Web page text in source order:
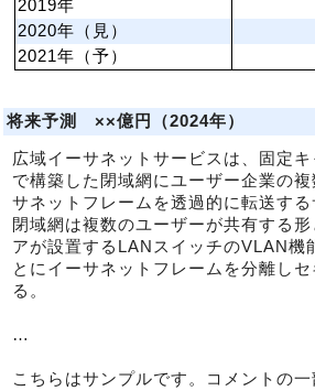
2019年
2020年（見）
2021年（予）
将来予測 ××億円（2024年）
広域イーサネットサービスは、固定
で構築した閉域網にユーザー企業の
サネットフレームを透過的に転送する
閉域網は複数のユーザーが共有する
アが設置するLANスイッチのVLAN機
とにイーサネットフレームを分離し
る。
…
こちらはサンプルです。コメントの一